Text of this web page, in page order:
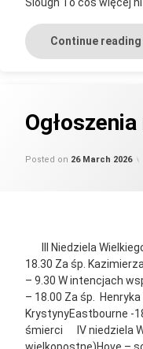
Continue reading
Posted on 26 March 2026
III Niedziela
18.30 Za śp.
– 9.30 W intencjach
– 18.00 Za śp. Henryka
KrystynyEastbourne -
śmierci IV niedziela